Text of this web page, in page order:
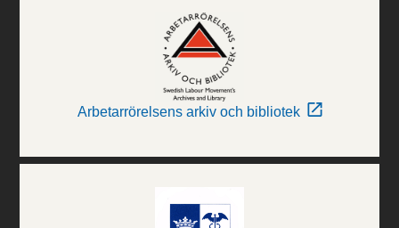
Arbetarrörelsens arkiv och bibliotek